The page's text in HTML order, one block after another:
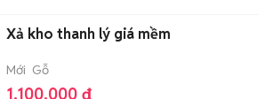
Xả kho thanh lý giá mềm
Mới Gỗ
1.100.000 đ